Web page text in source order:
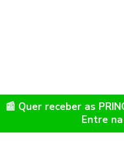
📰 Quer receber as
Entre